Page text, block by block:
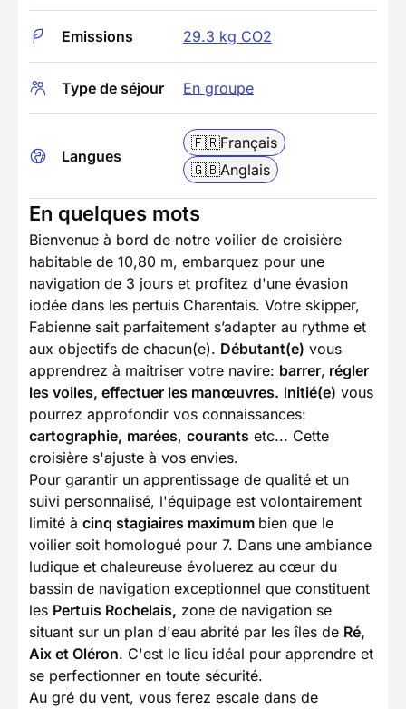
Emissions 29.3 kg CO2
Type de séjour En groupe
Langues
🇫🇷Français
🇬🇧Anglais
En quelques mots
Bienvenue à bord de notre voilier de croisière
habitable de 10,80 m, embarquez pour une
navigation de 3 jours et profitez d'une évasion
iodée dans les pertuis Charentais. Votre skipper,
Fabienne sait parfaitement s’adapter au rythme et
aux objectifs de chacun(e). Débutant(e) vous
apprendrez à maitriser votre navire: barrer, régler
les voiles, effectuer les manœuvres. Initié(e) vous
pourrez approfondir vos connaissances:
cartographie, marées, courants etc... Cette
croisière s'ajuste à vos envies.
Pour garantir un apprentissage de qualité et un
suivi personnalisé, l'équipage est volontairement
limité à cinq stagiaires maximum bien que le
voilier soit homologué pour 7. Dans une ambiance
ludique et chaleureuse évoluerez au cœur du
bassin de navigation exceptionnel que constituent
les Pertuis Rochelais, zone de navigation se
situant sur un plan d'eau abrité par les îles de Ré,
Aix et Oléron. C'est le lieu idéal pour apprendre et
se perfectionner en toute sécurité.
Au gré du vent, vous ferez escale dans de